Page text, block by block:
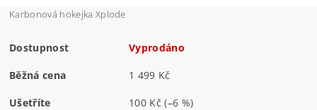
Karbonová hokejka Xplode
Dostupnost Vyprodáno
Běžná cena 1 499 Kč
Ušetříte 100 Kč(–6 %)